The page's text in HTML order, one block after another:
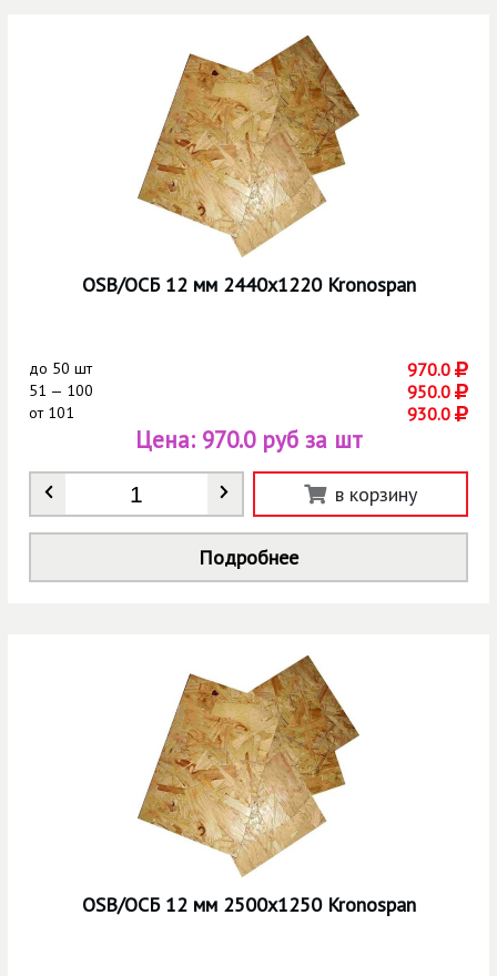
OSB/ОСБ 12 мм 2440х1220 Kronospan
до 50 шт 970.0
51 — 100 950.0
от101 930.0
Количество
Цена: 970.0 руб за шт
в корзину
Подробнее
OSВ/ОСБ 12 мм 2500х1250 Kronospan